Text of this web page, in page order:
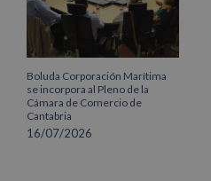
Boluda Corporación Marítima
se incorpora al Pleno de la
Cámara de Comercio de
Cantabria
16/07/2026